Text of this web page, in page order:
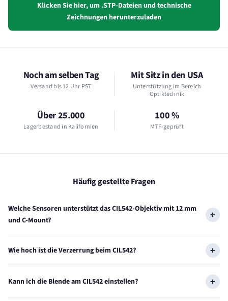
Klicken Sie hier, um .STP-Dateien und technische
Zeichnungen herunterzuladen
Noch am selben Tag
Versand bis 12 Uhr PST
Mit Sitz in den USA
Unterstützung im Bereich
Optiktechnik
Über 25.000
Lagerbestand in Kalifornien
100 %
MTF-geprüft
Häufig gestellte Fragen
Welche Sensoren unterstützt das CIL542-Objektiv mit 12 mm
und C-Mount?
Wie hoch ist die Verzerrung beim CIL542?
Kann ich die Blende am CIL542 einstellen?